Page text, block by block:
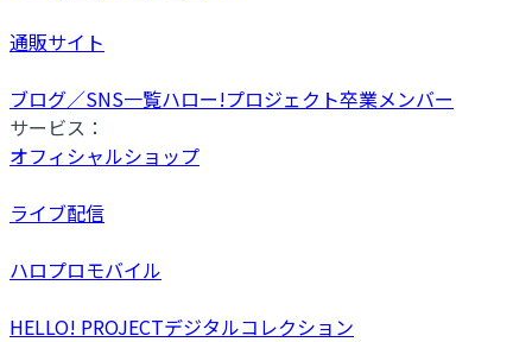
通販サイト
ブログ／SNS一覧ハロー!プロジェクト卒業メンバー
サービス：
オフィシャルショップ
ライブ配信
ハロプロモバイル
HELLO! PROJECTデジタルコレクション